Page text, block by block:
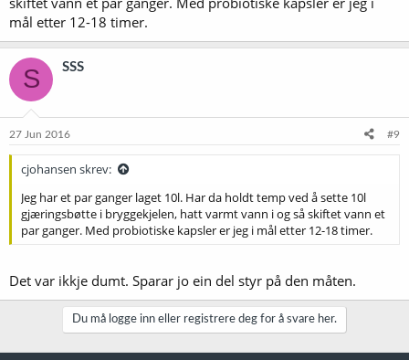
mål etter 12-18 timer.
S SSS
27 Jun 2016 #9
cjohansen skrev:
Jeg har et par ganger laget 10l. Har da holdt temp ved å sette 10l
gjæringsbøtte i bryggekjelen, hatt varmt vann i og så skiftet vann et
par ganger. Med probiotiske kapsler er jeg i mål etter 12-18 timer.
Det var ikkje dumt. Sparar jo ein del styr på den måten.
Du må logge inn eller registrere deg for å svare her.